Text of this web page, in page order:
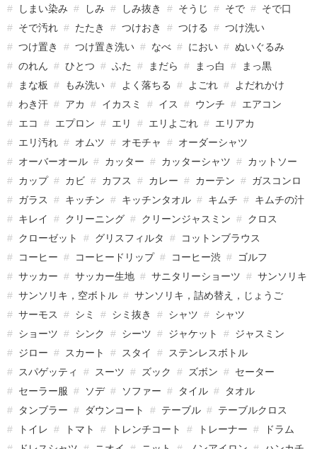
しまい染み
しみ しみ抜き そうじ そで
そで口
そで汚れ
たたき つけおき つける
つけ洗い
つけ置き
つけ置き洗い なべ におい
ぬいぐるみ
のれん
ひとつ ふた まだら まっ白
まっ黒
まな板
もみ洗い よく落ちる よごれ
よだれかけ
わき汗
アカ イカスミ イス ウンチ
エアコン
エコ
エプロン エリ エリよごれ
エリアカ
エリ汚れ
オムツ オモチャ
オーダーシャツ
オーバーオール
カッター カッターシャツ
カットソー
カップ
カビ カフス カレー カーテン
ガスコンロ
ガラス
キッチン キッチンタオル キムチ
キムチの汁
キレイ
クリーニング クリーンジャスミン
クロス
クローゼット
グリスフィルタ
コットンブラウス
コーヒー
コーヒードリップ コーヒー渋
ゴルフ
サッカー
サッカー生地 サニタリーショーツ
サンソリキ
サンソリキ，空ボトル
サンソリキ，詰め替え，じょうご
サーモス
シミ シミ抜き シャツ
シャツ
ショーツ
シンク シーツ ジャケット
ジャスミン
ジロー
スカート スタイ
ステンレスボトル
スパゲッティ
スーツ ズック ズボン
セーター
セーラー服
ソデ ソファー タイル
タオル
タンブラー
ダウンコート テーブル
テーブルクロス
トイレ
トマト トレンチコート トレーナー
ドラム